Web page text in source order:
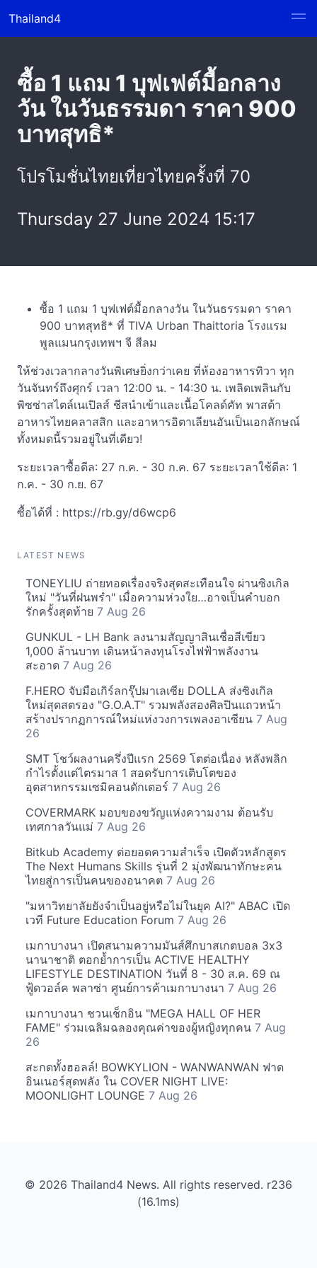
Thailand4
ซื้อ 1 แถม 1 บุฟเฟต์มื้อกลาง
วัน ในวันธรรมดา ราคา 900
บาทสุทธิ*
โปรโมชั่นไทยเที่ยวไทยครั้งที่ 70
Thursday 27 June 2024 15:17
ซื้อ 1 แถม 1 บุฟเฟต์มื้อกลางวัน ในวันธรรมดา ราคา
900 บาทสุทธิ* ที่ TIVA Urban Thaittoria โรงแรม
พูลแมนกรุงเทพฯ จี สีลม
ให้ช่วงเวลากลางวันพิเศษยิ่งกว่าเคย ที่ห้องอาหารทิวา ทุก
วันจันทร์ถึงศุกร์ เวลา 12:00 น. - 14:30 น. เพลิดเพลินกับ
พิซซ่าสไตล์เนเปิลส์ ชีสนำเข้าและเนื้อโคลด์คัท พาสต้า
อาหารไทยคลาสสิก และอาหารอิตาเลียนอันเป็นเอกลักษณ์
ทั้งหมดนี้รวมอยู่ในที่เดียว!
ระยะเวลาซื้อดีล: 27 ก.ค. - 30 ก.ค. 67 ระยะเวลาใช้ดีล: 1
ก.ค. - 30 ก.ย. 67
ซื้อได้ที่ : https://rb.gy/d6wcp6
LATEST NEWS
TONEYLIU ถ่ายทอดเรื่องจริงสุดสะเทือนใจ ผ่านซิงเกิล
ใหม่ "วันที่ฝนพรำ" เมื่อความห่วงใย…อาจเป็นคำบอก
รักครั้งสุดท้าย 7 Aug 26
GUNKUL - LH Bank ลงนามสัญญาสินเชื่อสีเขียว
1,000 ล้านบาท เดินหน้าลงทุนโรงไฟฟ้าพลังงาน
สะอาด 7 Aug 26
F.HERO จับมือเกิร์ลกรุ๊ปมาเลเซีย DOLLA ส่งซิงเกิล
ใหม่สุดสตรอง "G.O.A.T" รวมพลังสองศิลปินแถวหน้า
สร้างปรากฏการณ์ใหม่แห่งวงการเพลงอาเซียน 7 Aug
26
SMT โชว์ผลงานครึ่งปีแรก 2569 โตต่อเนื่อง หลังพลิก
กำไรตั้งแต่ไตรมาส 1 สอดรับการเติบโตของ
อุตสาหกรรมเซมิคอนดักเตอร์ 7 Aug 26
COVERMARK มอบของขวัญแห่งความงาม ต้อนรับ
เทศกาลวันแม่ 7 Aug 26
Bitkub Academy ต่อยอดความสำเร็จ เปิดตัวหลักสูตร
The Next Humans Skills รุ่นที่ 2 มุ่งพัฒนาทักษะคน
ไทยสู่การเป็นคนของอนาคต 7 Aug 26
"มหาวิทยาลัยยังจำเป็นอยู่หรือไม่ในยุค AI?" ABAC เปิด
เวที Future Education Forum 7 Aug 26
เมกาบางนา เปิดสนามความมันส์ศึกบาสเกตบอล 3x3
นานาชาติ ตอกย้ำการเป็น ACTIVE HEALTHY
LIFESTYLE DESTINATION วันที่ 8 - 30 ส.ค. 69 ณ
ฟู้ดวอล์ค พลาซ่า ศูนย์การค้าเมกาบางนา 7 Aug 26
เมกาบางนา ชวนเช็กอิน "MEGA HALL OF HER
FAME" ร่วมเฉลิมฉลองคุณค่าของผู้หญิงทุกคน 7 Aug
26
สะกดทั้งฮอลล์! BOWKYLION - WANWANWAN ฟาด
อินเนอร์สุดพลัง ใน COVER NIGHT LIVE:
MOONLIGHT LOUNGE 7 Aug 26
© 2026 Thailand4 News. All rights reserved. r236
(16.1ms)